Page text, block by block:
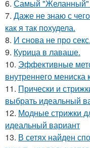
6. Самый "Желанный"
7. Даже не знаю с
как я так похудела.
8. И снова не про секс.
9. Курица в лаваше.
10. Эффективные
внутреннего мениска
11. Прически и
выбрать идеальный
12. Модные стрижки
идеальный вариант
13. В сетях найден